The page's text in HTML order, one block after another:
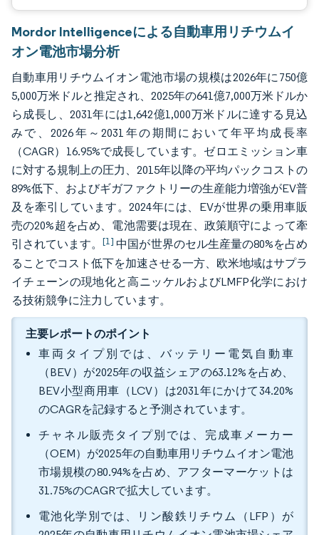
Mordor Intelligenceによる自動車用リチウムイ
オン電池市場分析
自動車用リチウムイオン電池市場の規模は2026年に750億
5,000万米ドルと推定され、2025年の641億7,000万米ドルか
ら成長し、2031年には1,642億1,000万米ドルに達する見込
みで、2026年～2031年の期間において年平均成長率
（CAGR）16.95%で成長しています。ゼロエミッション車
に対する規制上の圧力、2015年以降の平均パックコストの
89%低下、およびギガファクトリーの生産能力増強がEV普
及を牽引しています。2024年には、EVが世界の乗用車販
売の20%超を占め、電池需要は現在、政策順守によって牽
引されています。[1] 中国が世界のセル生産量の80%を占め
ることでコスト低下を加速させる一方、欧米地域はサプラ
イチェーンの現地化と高ニッケルおよびLMFP化学におけ
る技術競争に注力しています。
主要レポートのポイント
車両タイプ別では、バッテリー電気自動車
（BEV）が2025年の収益シェアの63.12%を占め、
BEV小型商用車（LCV）は2031年にかけて34.20%
のCAGRを記録すると予測されています。
チャネル販売タイプ別では、完成車メーカー
（OEM）が2025年の自動車用リチウムイオン電池
市場規模の80.94%を占め、アフターマーケットは
31.75%のCAGRで拡大しています。
電池化学別では、リン酸鉄リチウム（LFP）が